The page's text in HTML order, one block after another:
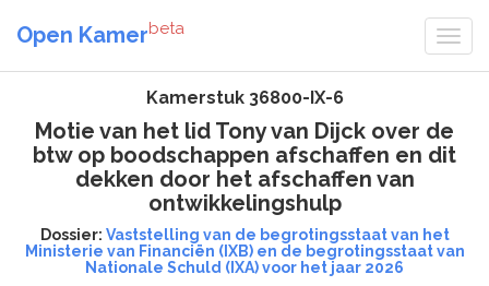
Open Kamerbeta
Kamerstuk 36800-IX-6
Motie van het lid Tony van Dijck over de
btw op boodschappen afschaffen en dit
dekken door het afschaffen van
ontwikkelingshulp
Dossier: Vaststelling van de begrotingsstaat van het
Ministerie van Financiën (IXB) en de begrotingsstaat van
Nationale Schuld (IXA) voor het jaar 2026